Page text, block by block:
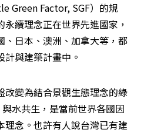
Green Factor, SGF）的規
續理念正在世界先進國家，
、日本、澳洲、加拿大等，都
與建築計畫中。
改變為結合景觀生態理念的綠
水共生，是當前世界各國因
理念。也許有人說台灣已有建